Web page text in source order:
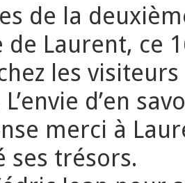
de la
de Laurent, ce
les
d’en
merci à
ses trésors.